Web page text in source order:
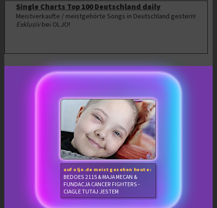
Single Charts Top 100 Deutschland daily
Meistverkaufte / meistgehörte Songs in Deutschland gestern!
Exklusivbei OLJO!
auf oljo.de meistgesehen heute:
BEDOES 2115 & MAJA MECAN &
FUNDACJA CANCER FIGHTERS -
CIAGLE TUTAJ JESTEM